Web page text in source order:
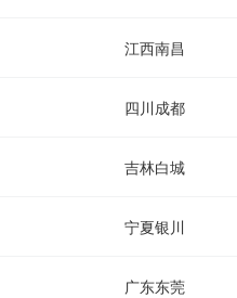
江西南昌
四川成都
吉林白城
宁夏银川
广东东莞